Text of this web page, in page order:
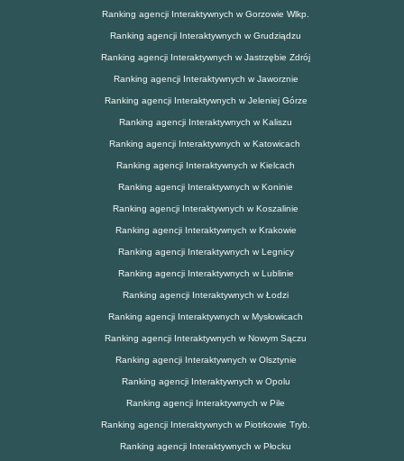
Ranking agencji Interaktywnych w Gorzowie Wlkp.
Ranking agencji Interaktywnych w Grudziądzu
Ranking agencji Interaktywnych w Jastrzębie Zdrój
Ranking agencji Interaktywnych w Jaworznie
Ranking agencji Interaktywnych w Jeleniej Górze
Ranking agencji Interaktywnych w Kaliszu
Ranking agencji Interaktywnych w Katowicach
Ranking agencji Interaktywnych w Kielcach
Ranking agencji Interaktywnych w Koninie
Ranking agencji Interaktywnych w Koszalinie
Ranking agencji Interaktywnych w Krakowie
Ranking agencji Interaktywnych w Legnicy
Ranking agencji Interaktywnych w Lublinie
Ranking agencji Interaktywnych w Łodzi
Ranking agencji Interaktywnych w Mysłowicach
Ranking agencji Interaktywnych w Nowym Sączu
Ranking agencji Interaktywnych w Olsztynie
Ranking agencji Interaktywnych w Opolu
Ranking agencji Interaktywnych w Pile
Ranking agencji Interaktywnych w Piotrkowie Tryb.
Ranking agencji Interaktywnych w Płocku